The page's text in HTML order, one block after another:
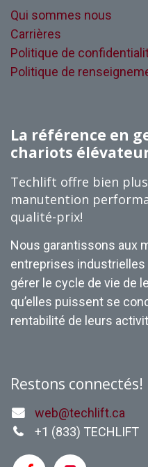
Qui sommes nous
Carrières
Politique de
Politique de
La référence en
chariots
Techlift offre bien
manutention
qualité-prix!
Nous garantissons aux
entreprises industrielles
gérer le cycle de vie de
qu’elles puissent se
rentabilité de leurs
Restons connectés!
web@techlift.ca
+1 (833) TECHLIFT